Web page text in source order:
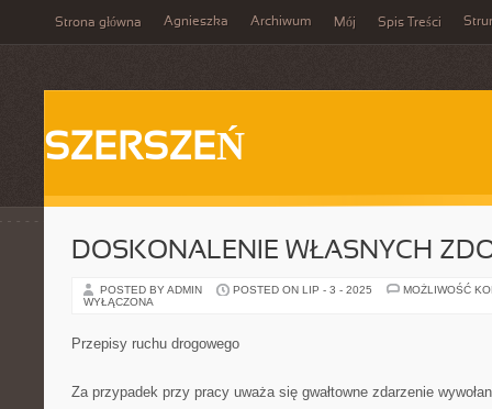
Strona główna Agnieszka Archiwum Mój Spis Treści
SZERSZEŃ
DOSKONALENIE WŁASNYCH
POSTED BY ADMIN POSTED ON LIP - 3 - 2025
MOŻLIWOŚĆ
WYŁĄCZONA
Przepisy ruchu drogowego
Za przypadek przy pracy uważa się gwałtowne zdarzenie